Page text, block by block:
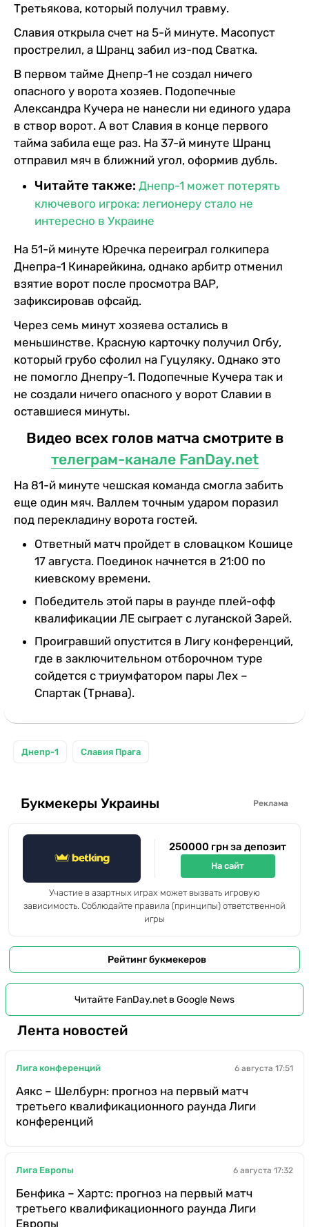
Третьякова, который получил травму.
Славия открыла счет на 5-й минуте. Масопуст
прострелил, а Шранц забил из-под Сватка.
В первом тайме Днепр-1 не создал ничего
опасного у ворота хозяев. Подопечные
Александра Кучера не нанесли ни единого удара
в створ ворот. А вот Славия в конце первого
тайма забила еще раз. На 37-й минуте Шранц
отправил мяч в ближний угол, оформив дубль.
Читайте также: Днепр-1 может потерять
ключевого игрока: легионеру стало не
интересно в Украине
На 51-й минуте Юречка переиграл голкипера
Днепра-1 Кинарейкина, однако арбитр отменил
взятие ворот после просмотра ВАР,
зафиксировав офсайд.
Через семь минут хозяева остались в
меньшинстве. Красную карточку получил Огбу,
который грубо сфолил на Гуцуляку. Однако это
не помогло Днепру-1. Подопечные Кучера так и
не создали ничего опасного у ворот Славии в
оставшиеся минуты.
Видео всех голов матча смотрите в
телеграм-канале FanDay.net
На 81-й минуте чешская команда смогла забить
еще один мяч. Валлем точным ударом поразил
под перекладину ворота гостей.
Ответный матч пройдет в словацком Кошице
17 августа. Поединок начнется в 21:00 по
киевскому времени.
Победитель этой пары в раунде плей-офф
квалификации ЛЕ сыграет с луганской Зарей.
Проигравший опустится в Лигу конференций,
где в заключительном отборочном туре
сойдется с триумфатором пары Лех –
Спартак (Трнава).
Днепр-1 Славия Прага
Букмекеры Украины Реклама
250000 грн за депозит
На сайт
Участие в азартных играх может вызвать игровую
зависимость. Соблюдайте правила (принципы) ответственной
игры
Рейтинг букмекеров
Читайте FanDay.net в Google News
Лента новостей
Лига конференций 6 августа 17:51
Аякс – Шелбурн: прогноз на первый матч
третьего квалификационного раунда Лиги
конференций
Лига Европы 6 августа 17:32
Бенфика – Хартс: прогноз на первый матч
третьего квалификационного раунда Лиги
Европы